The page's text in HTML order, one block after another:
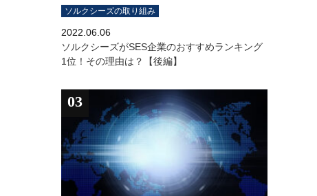
ソルクシーズの取り組み
2022.06.06
ソルクシーズがSES企業のおすすめランキング
1位！その理由は？【後編】
03